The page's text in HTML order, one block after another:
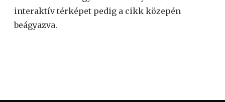
interaktív térképet pedig a cikk közepén
beágyazva.